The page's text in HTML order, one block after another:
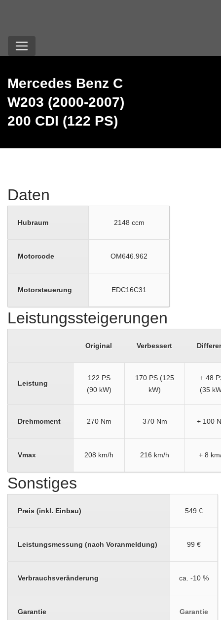
Mercedes Benz C
W203 (2000-2007)
200 CDI (122 PS)
Daten
Hubraum 2148 ccm
Motorcode OM646.962
Motorsteuerung EDC16C31
Leistungssteigerungen
Original Verbessert
Leistung
122 PS
(90 kW)
170 PS (125
kW)
+ 48
(35
Drehmoment 270 Nm 370 Nm + 100
Vmax 208 km/h 216 km/h + 8
Sonstiges
Preis (inkl. Einbau) 549 €
Leistungsmessung (nach Voranmeldung) 99 €
Verbrauchsveränderung ca. -10 %
Garantie Garantie